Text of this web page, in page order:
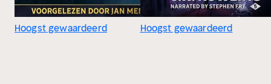
Hoogst gewaardeerd Hoogst gewaardeerd